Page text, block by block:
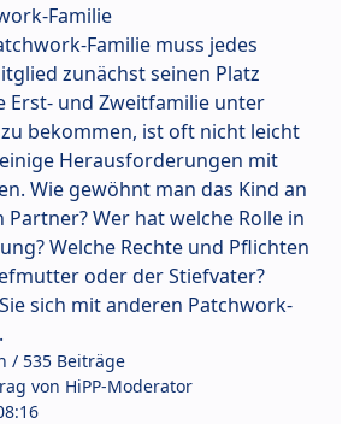
Familie
Familie muss jedes
zunächst seinen Platz
Erst- und Zweitfamilie unter
bekommen, ist oft nicht leicht
Herausforderungen mit
Wie gewöhnt man das Kind an
Partner? Wer hat welche Rolle in
Welche Rechte und Pflichten
oder der Stiefvater?
sich mit anderen Patchwork-
/ 535 Beiträge
von HiPP-Moderator